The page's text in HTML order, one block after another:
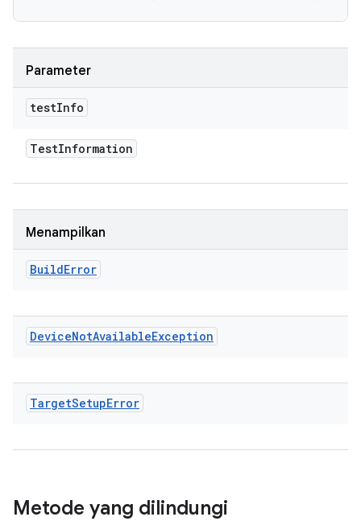
Parameter
testInfo
TestInformation
Menampilkan
BuildError
DeviceNotAvailableException
TargetSetupError
Metode yang dilindungi